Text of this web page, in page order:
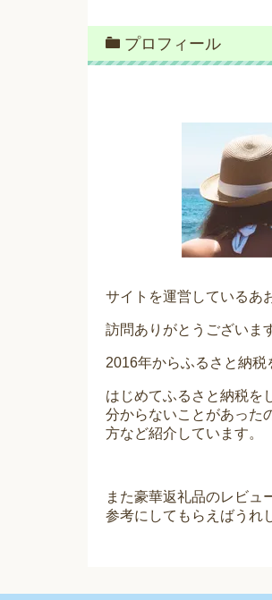
プロフィール
サイトを運営しているあ
訪問ありがとうございま
2016年からふるさと納税
はじめてふるさと納税を
分からないことがあった
方など紹介しています。
また豪華返礼品のレビュ
参考にしてもらえばうれ